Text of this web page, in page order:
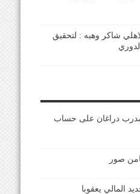
شاكر وهبه : لتحقيق
دراغان على حساب
صور
المالي يعقوبا